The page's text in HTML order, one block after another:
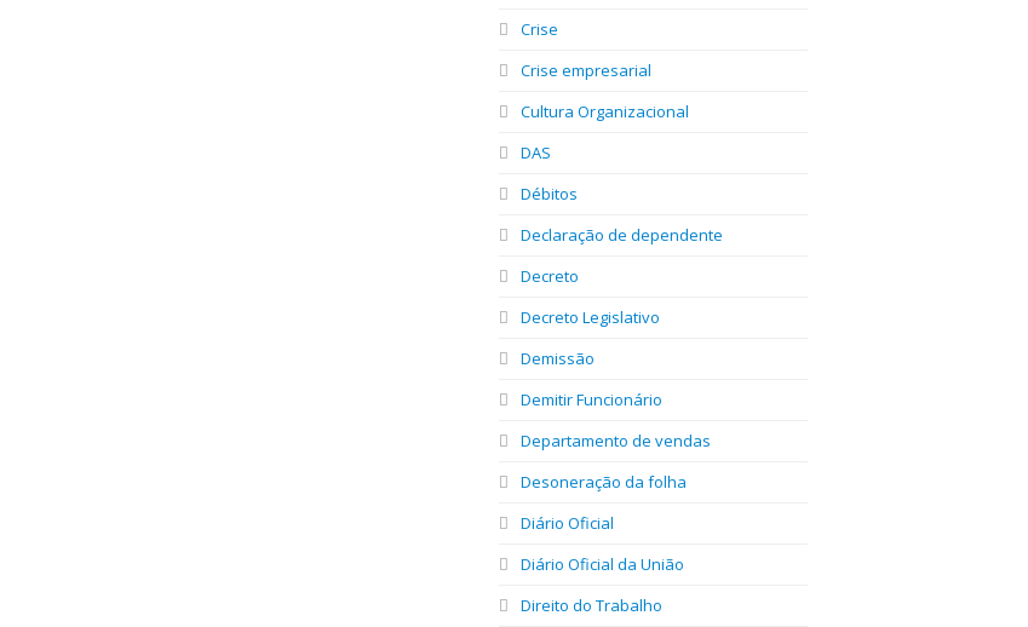
Crise
Crise empresarial
Cultura Organizacional
DAS
Débitos
Declaração de dependente
Decreto
Decreto Legislativo
Demissão
Demitir Funcionário
Departamento de vendas
Desoneração da folha
Diário Oficial
Diário Oficial da União
Direito do Trabalho